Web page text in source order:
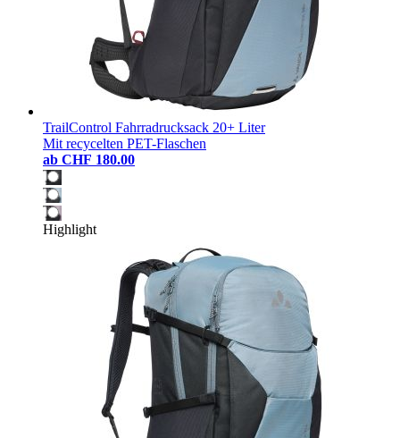
TrailControl Fahrradrucksack 20+ Liter
Mit recycelten PET-Flaschen
ab CHF 180.00
Highlight